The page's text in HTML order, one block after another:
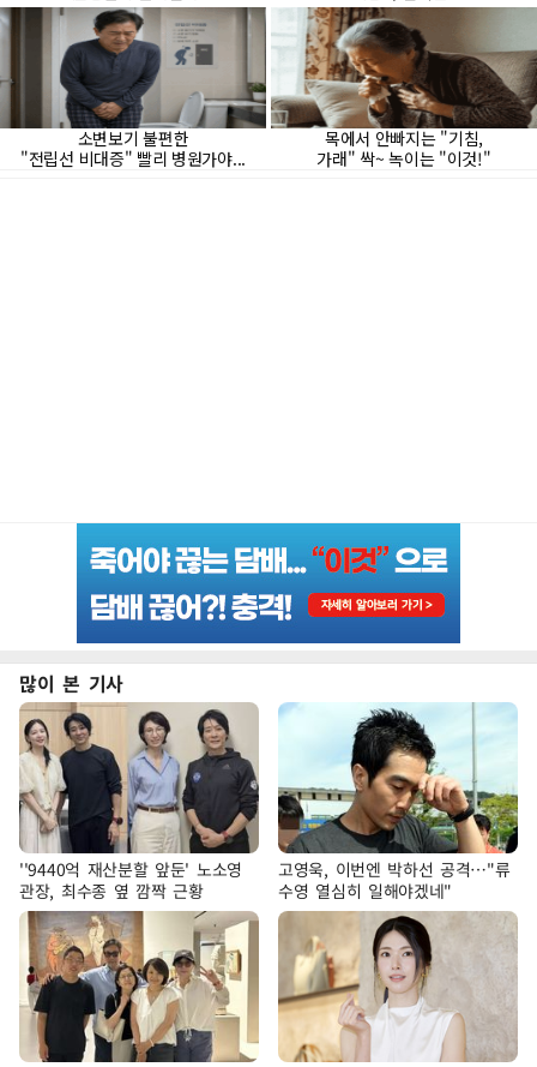
많이 본 기사
''9440억 재산분할 앞둔' 노소영
관장, 최수종 옆 깜짝 근황
고영욱, 이번엔 박하선 공격…"류
수영 열심히 일해야겠네"